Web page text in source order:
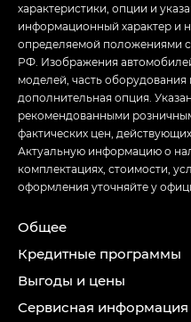
характеристики, опции и
информационный характер и
определяемой положениями
РФ. Изображения
моделей, часть
дополнительная опция.
рекомендованными
фактических цен,
Актуальную информацию о
комплектациях, стоимости,
оформления уточняйте у
Общее
Кредитные программы
Выгоды и цены
Сервисная информация